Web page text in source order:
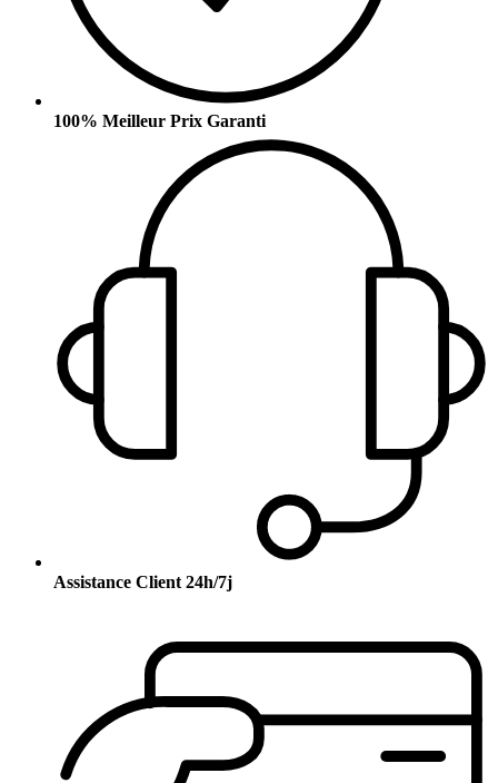
100% Meilleur Prix Garanti
Assistance Client 24h/7j